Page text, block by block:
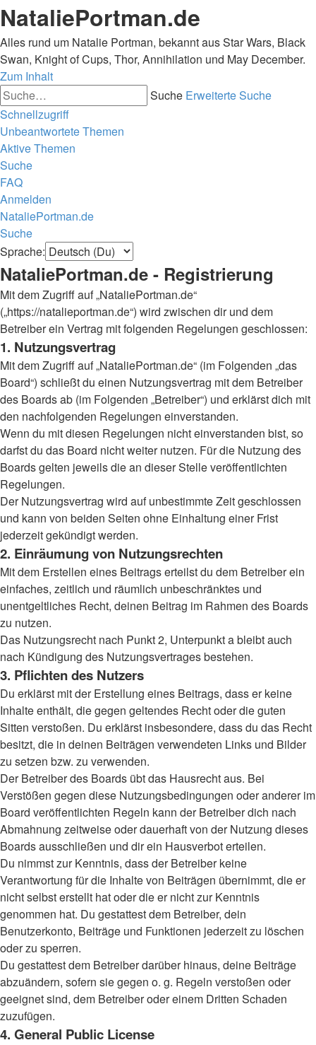
NataliePortman.de
Alles rund um Natalie Portman, bekannt aus Star Wars, Black
Swan, Knight of Cups, Thor, Annihilation und May December.
Zum Inhalt
Suche Erweiterte Suche
Schnellzugriff
Unbeantwortete Themen
Aktive Themen
Suche
FAQ
Anmelden
NataliePortman.de
Suche
Sprache:
NataliePortman.de - Registrierung
Mit dem Zugriff auf „NataliePortman.de“
(„https://natalieportman.de“) wird zwischen dir und dem
Betreiber ein Vertrag mit folgenden Regelungen geschlossen:
1. Nutzungsvertrag
Mit dem Zugriff auf „NataliePortman.de“ (im Folgenden „das
Board“) schließt du einen Nutzungsvertrag mit dem Betreiber
des Boards ab (im Folgenden „Betreiber“) und erklärst dich mit
den nachfolgenden Regelungen einverstanden.
Wenn du mit diesen Regelungen nicht einverstanden bist, so
darfst du das Board nicht weiter nutzen. Für die Nutzung des
Boards gelten jeweils die an dieser Stelle veröffentlichten
Regelungen.
Der Nutzungsvertrag wird auf unbestimmte Zeit geschlossen
und kann von beiden Seiten ohne Einhaltung einer Frist
jederzeit gekündigt werden.
2. Einräumung von Nutzungsrechten
Mit dem Erstellen eines Beitrags erteilst du dem Betreiber ein
einfaches, zeitlich und räumlich unbeschränktes und
unentgeltliches Recht, deinen Beitrag im Rahmen des Boards
zu nutzen.
Das Nutzungsrecht nach Punkt 2, Unterpunkt a bleibt auch
nach Kündigung des Nutzungsvertrages bestehen.
3. Pflichten des Nutzers
Du erklärst mit der Erstellung eines Beitrags, dass er keine
Inhalte enthält, die gegen geltendes Recht oder die guten
Sitten verstoßen. Du erklärst insbesondere, dass du das Recht
besitzt, die in deinen Beiträgen verwendeten Links und Bilder
zu setzen bzw. zu verwenden.
Der Betreiber des Boards übt das Hausrecht aus. Bei
Verstößen gegen diese Nutzungsbedingungen oder anderer im
Board veröffentlichten Regeln kann der Betreiber dich nach
Abmahnung zeitweise oder dauerhaft von der Nutzung dieses
Boards ausschließen und dir ein Hausverbot erteilen.
Du nimmst zur Kenntnis, dass der Betreiber keine
Verantwortung für die Inhalte von Beiträgen übernimmt, die er
nicht selbst erstellt hat oder die er nicht zur Kenntnis
genommen hat. Du gestattest dem Betreiber, dein
Benutzerkonto, Beiträge und Funktionen jederzeit zu löschen
oder zu sperren.
Du gestattest dem Betreiber darüber hinaus, deine Beiträge
abzuändern, sofern sie gegen o. g. Regeln verstoßen oder
geeignet sind, dem Betreiber oder einem Dritten Schaden
zuzufügen.
4. General Public License